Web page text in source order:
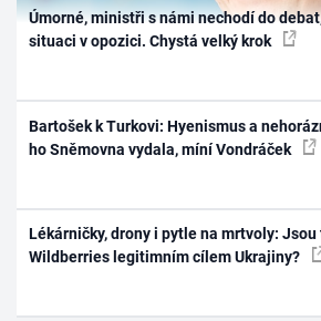
Úmorné, ministři s námi nechodí do
situaci v opozici. Chystá velký krok
Bartošek k Turkovi: Hyenismus a
ho Sněmovna vydala, míní Vondráček
Lékárničky, drony i pytle na mrtvoly:
Wildberries legitimním cílem Ukrajiny?